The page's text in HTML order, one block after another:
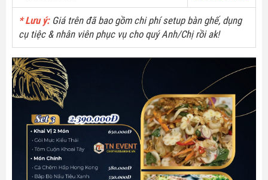
* Lưu ý: Giá trên đã bao gồm chi phí setup bàn ghế, dụng
cụ tiệc & nhân viên phục vụ cho quý Anh/Chị rồi ak!